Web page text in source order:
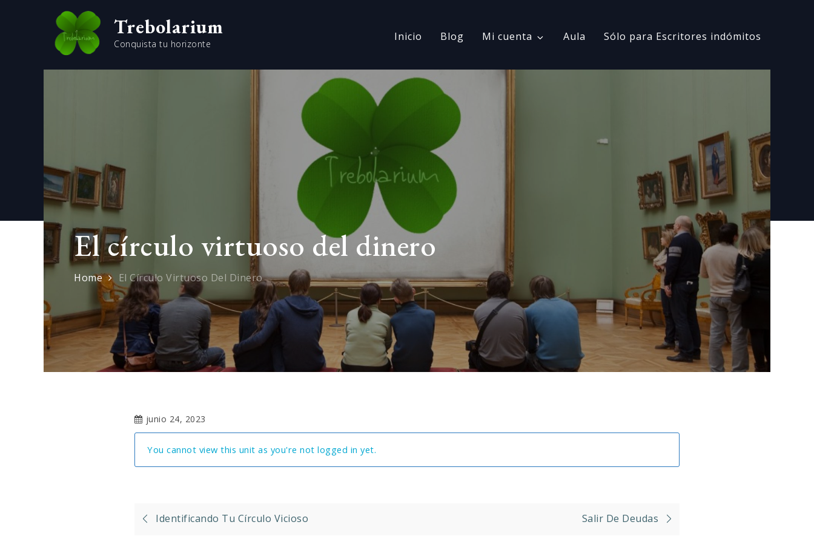
Trebolarium
Conquista tu horizonte
Inicio Blog Mi cuenta Aula Sólo para Escritores indómitos
El círculo virtuoso del dinero
Home El Círculo Virtuoso Del Dinero
junio 24, 2023
You cannot view this unit as you're not logged in yet.
Navegación
Identificando Tu Círculo Vicioso Salir De Deudas